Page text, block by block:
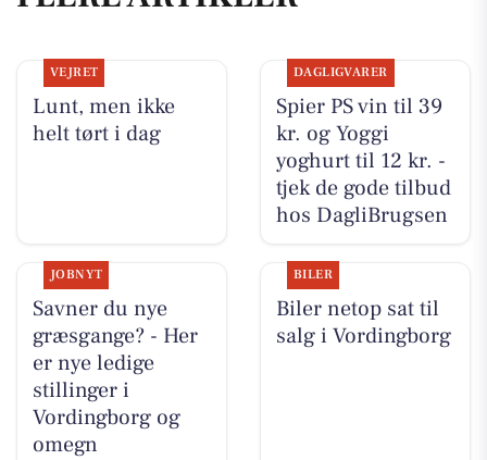
VEJRET
Lunt, men ikke
helt tørt i dag
DAGLIGVARER
Spier PS vin til 39
kr. og Yoggi
yoghurt til 12 kr. -
tjek de gode tilbud
hos DagliBrugsen
JOBNYT
Savner du nye
græsgange? - Her
er nye ledige
stillinger i
Vordingborg og
omegn
BILER
Biler netop sat til
salg i Vordingborg